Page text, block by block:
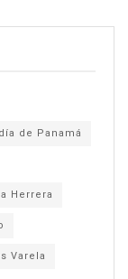
de Panamá
Herrera
Varela